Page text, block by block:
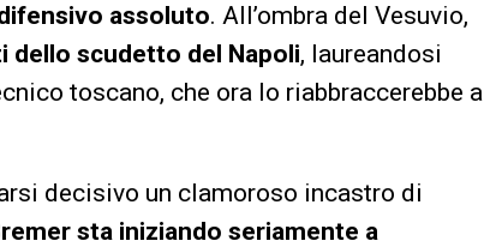
assoluto. All’ombra del Vesuvio,
dello scudetto del Napoli, laureandosi
toscano, che ora lo riabbraccerebbe a
decisivo un clamoroso incastro di
sta iniziando seriamente a